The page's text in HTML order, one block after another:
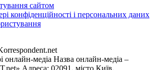
сайтом
конфіденційності і персональних даних
онлайн-медіа Назва онлайн-медіа –
Адреса: 02091, місто Київ,